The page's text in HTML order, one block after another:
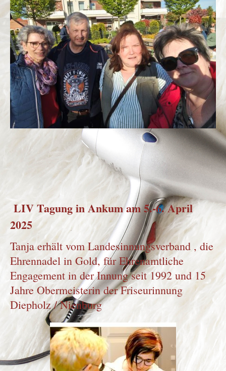
LIV Tagung in Ankum am 5.-6. April
2025
Tanja erhält vom Landesinnungsverband , die
Ehrennadel in Gold, für Ehrenamtliche
Engagement in der Innung seit 1992 und 15
Jahre Obermeisterin der Friseurinnung
Diepholz / Nienburg